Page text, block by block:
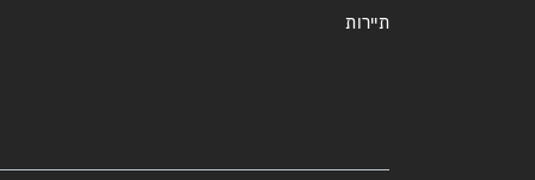
תיירות